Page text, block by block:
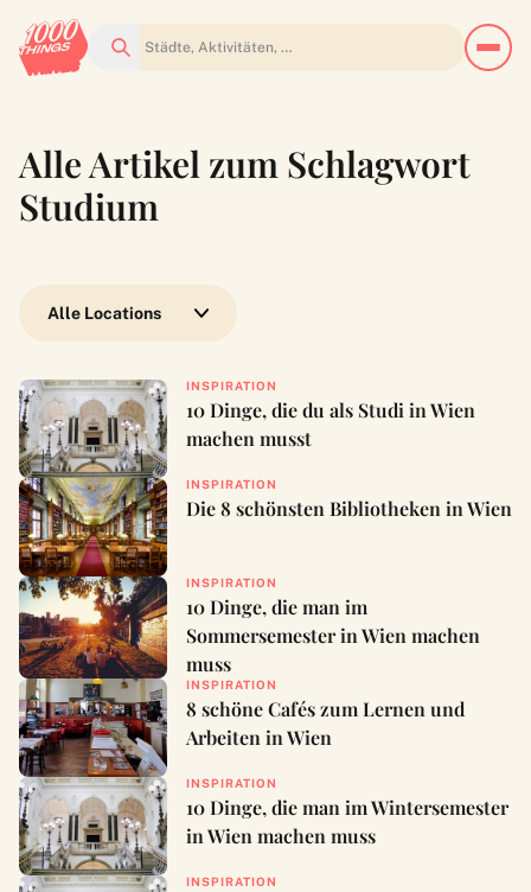
Suchen
Alle Artikel zum Schlagwort
Studium
INSPIRATION
10 Dinge, die du als Studi in Wien
machen musst
INSPIRATION
Die 8 schönsten Bibliotheken in Wien
INSPIRATION
10 Dinge, die man im
Sommersemester in Wien machen
muss
INSPIRATION
8 schöne Cafés zum Lernen und
Arbeiten in Wien
INSPIRATION
10 Dinge, die man im Wintersemester
in Wien machen muss
INSPIRATION